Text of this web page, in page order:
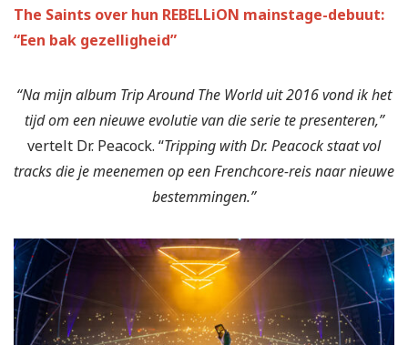
The Saints over hun REBELLiON mainstage-debuut:
“Een bak gezelligheid”
“Na mijn album Trip Around The World uit 2016 vond ik het
tijd om een nieuwe evolutie van die serie te presenteren,”
vertelt Dr. Peacock. “Tripping with Dr. Peacock staat vol
tracks die je meenemen op een Frenchcore-reis naar nieuwe
bestemmingen.”